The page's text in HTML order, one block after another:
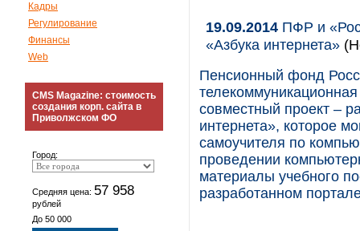
Кадры
Регулирование
Финансы
Web
CMS Magazine: стоимость
создания корп. сайта в
Приволжском ФО
Город:
Средняя цена: 57 958
рублей
До 50 000
19.09.2014 ПФР и
«Азбука интернета»
Пенсионный фонд
совместный проект –
интернета», которое
самоучителя по
проведении
материалы учебного
разработанном